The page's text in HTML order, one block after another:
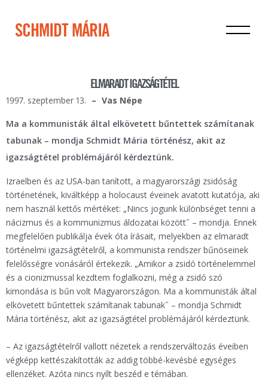
SCHMIDT MÁRIA
ELMARADT IGAZSÁGTÉTEL
1997. szeptember 13. Vas Népe
Ma a kommunisták által elkövetett bűntettek számítanak
tabunak – mondja Schmidt Mária történész, akit az
igazságtétel problémájáról kérdeztünk.
Izraelben és az USA-ban tanított, a magyarországi zsidóság
történetének, kiváltképp a holocaust éveinek avatott kutatója, aki
nem használ kettős mértéket: „Nincs jogunk különbséget tenni a
nácizmus és a kommunizmus áldozatai között˝ – mondja. Ennek
megfelelően publikálja évek óta írásait, melyekben az elmaradt
történelmi igazságtételről, a kommunista rendszer bűnöseinek
felelősségre vonásáról értekezik. „Amikor a zsidó történelemmel
és a cionizmussal kezdtem foglalkozni, még a zsidó szó
kimondása is bűn volt Magyarországon. Ma a kommunisták által
elkövetett bűntettek számítanak tabunak˝ – mondja Schmidt
Mária történész, akit az igazságtétel problémájáról kérdeztünk.
– Az igazságtételről vallott nézetek a rendszerváltozás éveiben
végképp kettészakították az addig többé-kevésbé egységes
ellenzéket. Azóta nincs nyílt beszéd e témában.